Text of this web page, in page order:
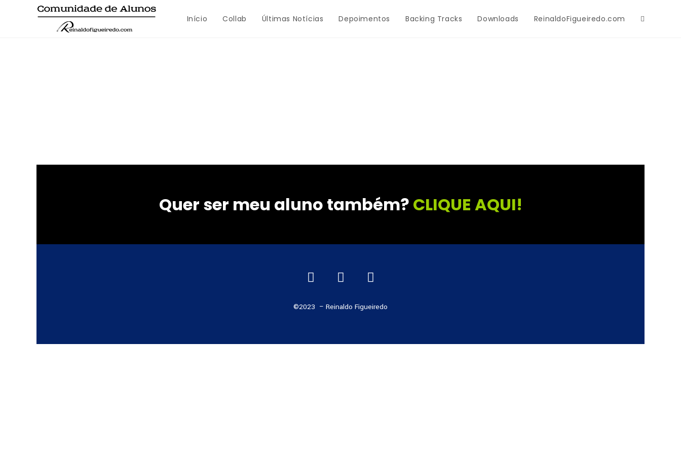
Início Collab Últimas Notícias Depoimentos Backing Tracks Downloads ReinaldoFigueiredo.com
Quer ser meu aluno também? CLIQUE AQUI!
©2023 – Reinaldo Figueiredo